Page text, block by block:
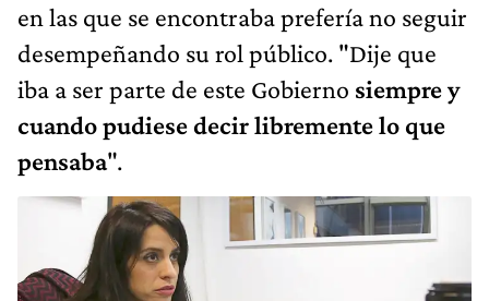
en las que se encontraba prefería no seguir
desempeñando su rol público. "Dije que
iba a ser parte de este Gobierno siempre y
cuando pudiese decir libremente lo que
pensaba".